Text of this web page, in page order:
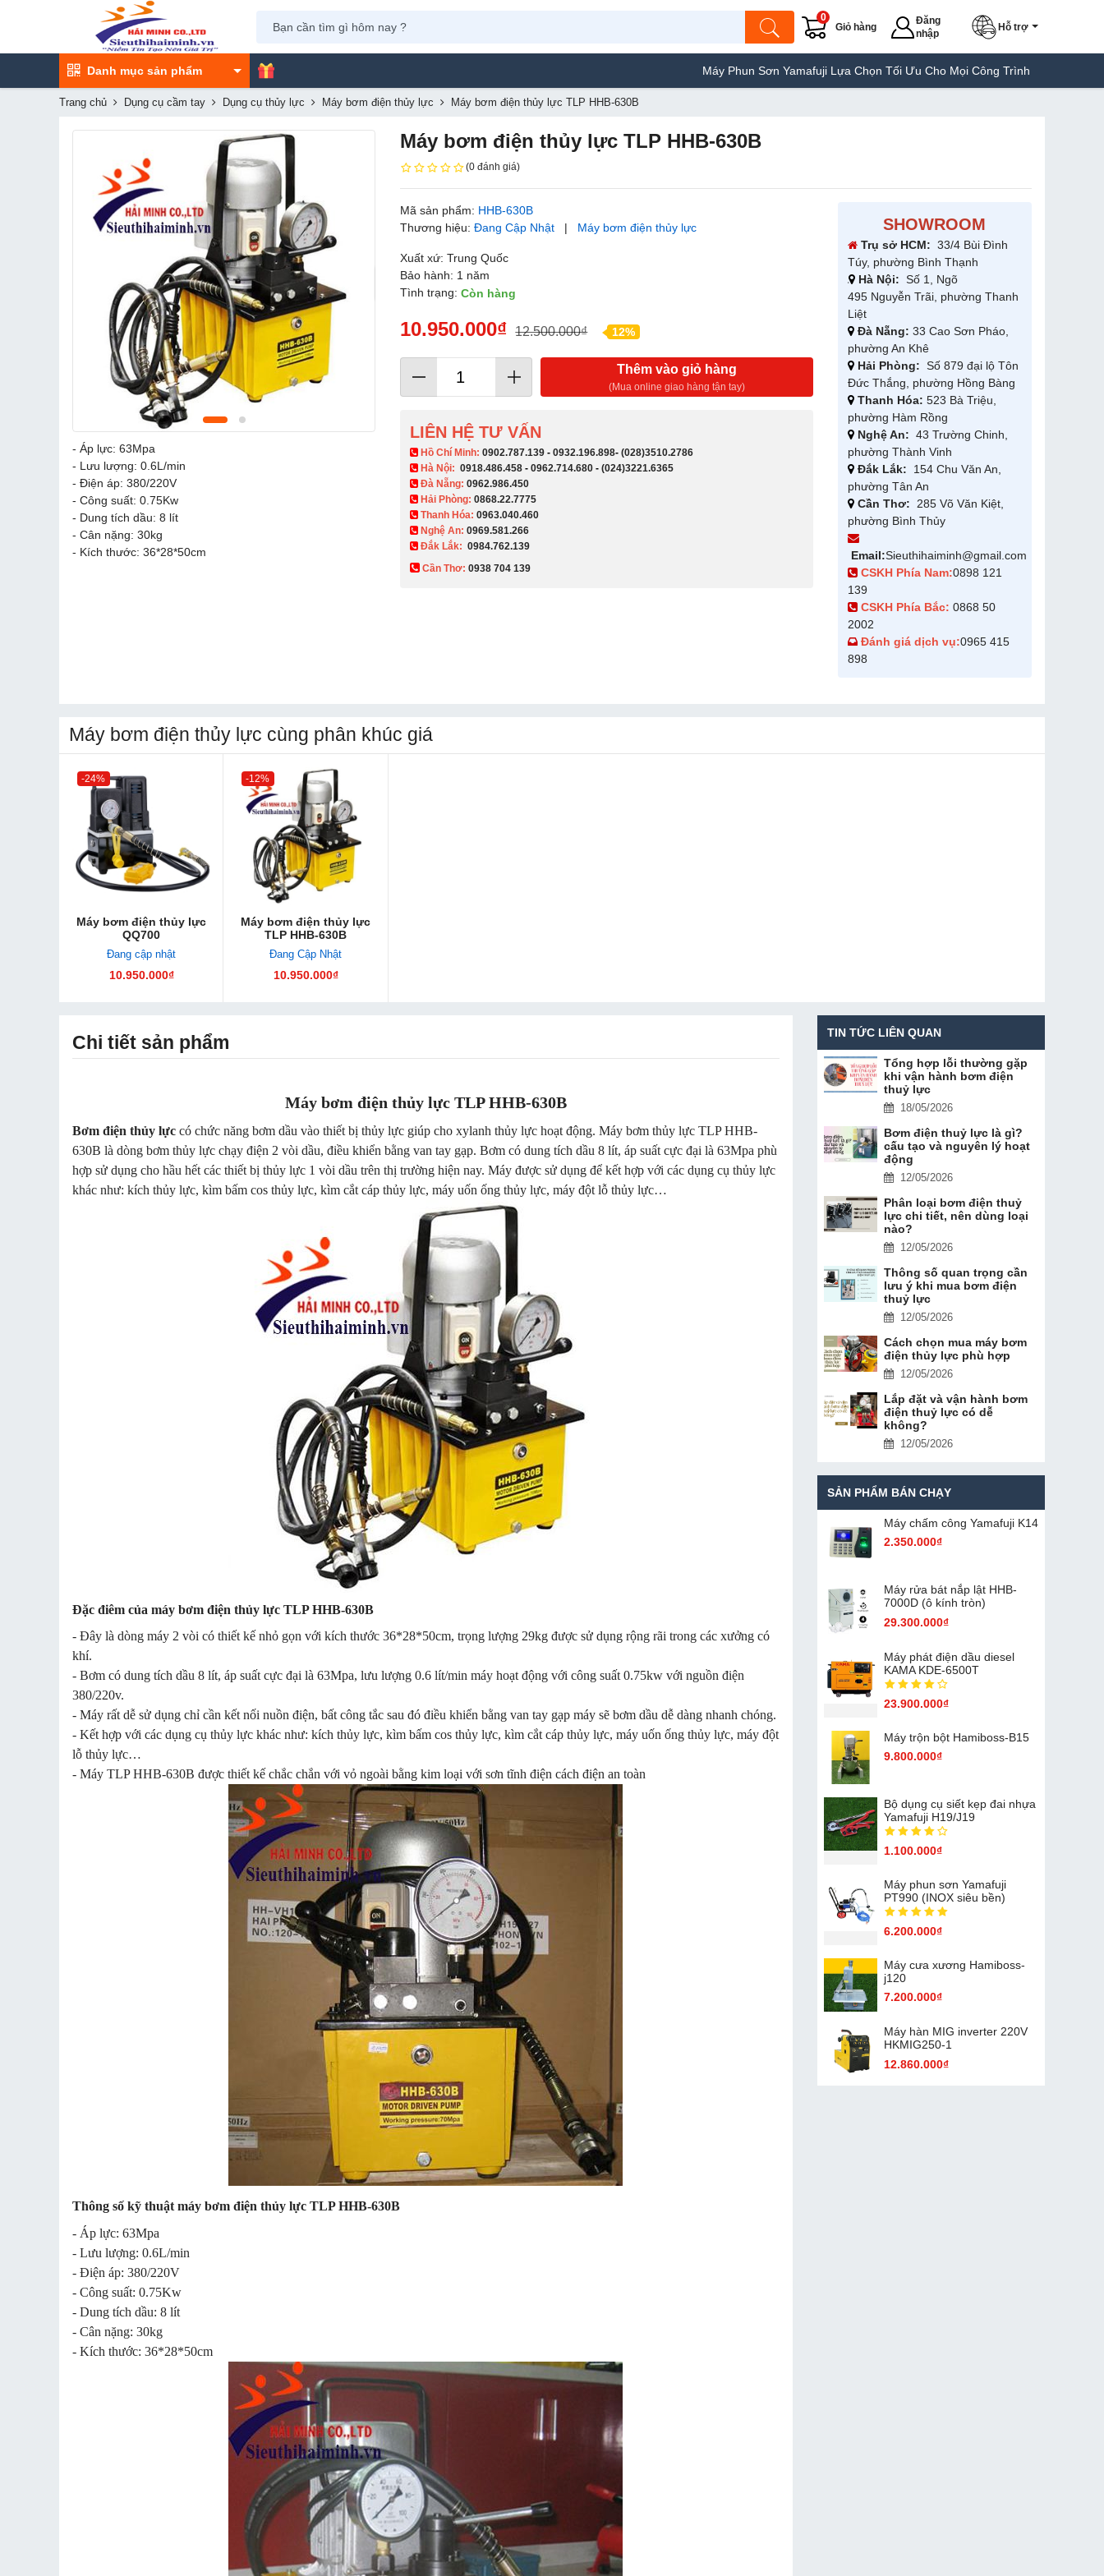
Giỏ hàng
0
Đăng
nhập
Hỗ trợ
Danh mục sản phẩm Máy Phun Sơn Yamafuji Lựa Chọn Tối Ưu Cho Mọi Công Trình Máy Hàn Túi Yamafuji
Trang chủ Dụng cụ cầm tay Dụng cụ thủy lực Máy bơm điện thủy lực Máy bơm điện thủy lực TLP HHB-630B
- Áp lực: 63Mpa
- Lưu lượng: 0.6L/min
- Điện áp: 380/220V
- Công suất: 0.75Kw
- Dung tích dầu: 8 lít
- Cân nặng: 30kg
- Kích thước: 36*28*50cm
Máy bơm điện thủy lực TLP HHB-630B
(0 đánh giá)
Mã sản phẩm: HHB-630B
Thương hiệu:Đang Cập Nhật | Máy bơm điện thủy lực
Xuất xứ: Trung Quốc
Bảo hành: 1 năm
Tình trạng:Còn hàng
10.950.000₫ 12.500.000₫ 12%
Thêm vào giỏ hàng
(Mua online giao hàng tận tay)
LIÊN HỆ TƯ VẤN
​ Hồ Chí Minh:0902.787.139 -0932.196.898-(028)3510.2786
Hà Nội:0918.486.458 -0962.714.680 -(024)3221.6365
Đà Nẵng:0962.986.450
Hải Phòng:0868.22.7775
Thanh Hóa:0963.040.460
Nghệ An:0969.581.266
Đắk Lắk: 0984.762.139
Cần Thơ:0938 704 139​
SHOWROOM
Trụ sở HCM: 33/4 Bùi Đình
Túy, phường Bình Thạnh
Hà Nội: Số 1, Ngõ
495 Nguyễn Trãi, phường Thanh
Liệt
Đà Nẵng: 33 Cao Sơn Pháo,
phường An Khê
Hải Phòng: Số 879 đại lộ Tôn
Đức Thắng, phường Hồng Bàng
Thanh Hóa: 523 Bà Triệu,
phường Hàm Rồng
Nghệ An: 43 Trường Chinh,
phường Thành Vinh
Đắk Lắk: 154 Chu Văn An,
phường Tân An
Cần Thơ: 285 Võ Văn Kiệt,
phường Bình Thủy
Email:Sieuthihaiminh@gmail.com
CSKH Phía Nam:0898 121
139
CSKH Phía Bắc: 0868 50
2002
Đánh giá dịch vụ:0965 415
898
Máy bơm điện thủy lực cùng phân khúc giá
-24%
Máy bơm điện thủy lực
QQ700
Đang cập nhật
10.950.000₫
-12%
Máy bơm điện thủy lực
TLP HHB-630B
Đang Cập Nhật
10.950.000₫
Chi tiết sản phẩm
Máy bơm điện thủy lực TLP HHB-630B
Bơm điện thủy lực có chức năng bơm dầu vào thiết bị thủy lực giúp cho xylanh thủy lực hoạt động. Máy bơm thủy lực TLP HHB-
630B là dòng bơm thủy lực chạy điện 2 vòi dầu, điều khiển bằng van tay gạp. Bơm có dung tích dầu 8 lít, áp suất cực đại là 63Mpa phù
hợp sử dụng cho hầu hết các thiết bị thủy lực 1 vòi dầu trên thị trường hiện nay. Máy được sử dụng để kết hợp với các dụng cụ thủy lực
khác như: kích thủy lực, kìm bấm cos thủy lực, kìm cắt cáp thủy lực, máy uốn ống thủy lực, máy đột lỗ thủy lực…
Đặc điêm của máy bơm điện thủy lực TLP HHB-630B
- Đây là dòng máy 2 vòi có thiết kế nhỏ gọn với kích thước 36*28*50cm, trọng lượng 29kg được sử dụng rộng rãi trong các xưởng có
khí.
- Bơm có dung tích dầu 8 lít, áp suất cực đại là 63Mpa, lưu lượng 0.6 lít/min máy hoạt động với công suất 0.75kw với nguồn điện
380/220v.
- Máy rất dễ sử dụng chỉ cần kết nối nuồn điện, bất công tắc sau đó điều khiển bằng van tay gạp máy sẽ bơm dầu dễ dàng nhanh chóng.
- Kết hợp với các dụng cụ thủy lực khác như: kích thủy lực, kìm bấm cos thủy lực, kìm cắt cáp thủy lực, máy uốn ống thủy lực, máy đột
lỗ thủy lực…
- Máy TLP HHB-630B được thiết kế chắc chắn với vỏ ngoài bằng kim loại với sơn tĩnh điện cách điện an toàn
Thông số kỹ thuật máy bơm điện thủy lực TLP HHB-630B
- Áp lực: 63Mpa
- Lưu lượng: 0.6L/min
- Điện áp: 380/220V
- Công suất: 0.75Kw
- Dung tích dầu: 8 lít
- Cân nặng: 30kg
- Kích thước: 36*28*50cm
TIN TỨC LIÊN QUAN
Tổng hợp lỗi thường gặp
khi vận hành bơm điện
thuỷ lực
18/05/2026
Bơm điện thuỷ lực là gì?
cấu tạo và nguyên lý hoạt
động
12/05/2026
Phân loại bơm điện thuỷ
lực chi tiết, nên dùng loại
nào?
12/05/2026
Thông số quan trọng cần
lưu ý khi mua bơm điện
thuỷ lực
12/05/2026
Cách chọn mua máy bơm
điện thủy lực phù hợp
12/05/2026
Lắp đặt và vận hành bơm
điện thuỷ lực có dễ
không?
12/05/2026
SẢN PHẨM BÁN CHẠY
Máy chấm cô​ng Yamafuji K14
2.350.000₫
Máy rửa bát nắp lật HHB-
7000D (ô kính tròn)
29.300.000₫
Máy phát điện dầu diesel
KAMA KDE-6500T
23.900.000₫
Máy trộn bột Hamiboss-B15
9.800.000₫
Bộ dụng cụ siết kẹp đai nhựa
Yamafuji H19/J19
1.100.000₫
Máy phun sơn Yamafuji
PT990 (INOX siêu bền)
6.200.000₫
Máy cưa xương Hamiboss-
j120
7.200.000₫
Máy hàn MIG inverter 220V
HKMIG250-1
12.860.000₫